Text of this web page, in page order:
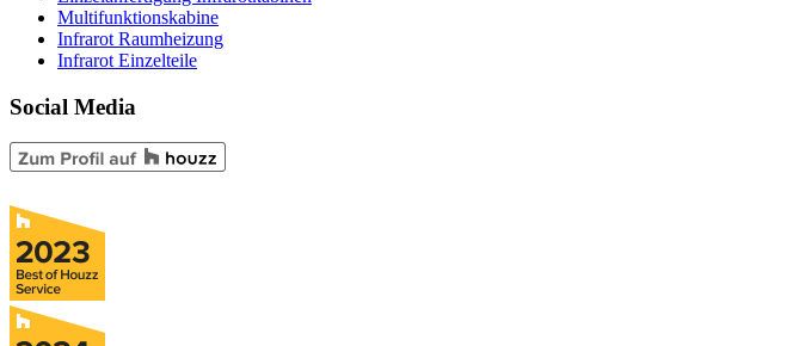
Multifunktionskabine
Infrarot Raumheizung
Infrarot Einzelteile
Social Media